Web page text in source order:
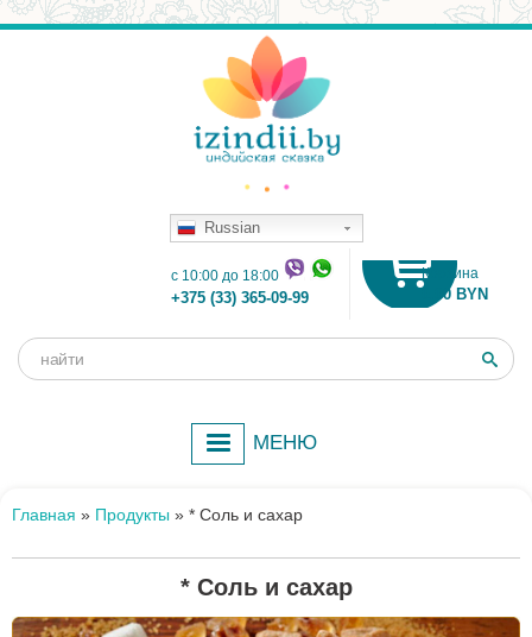
Russian
Корзина
0.00 BYN
c 10:00 до 18:00
+375 (33) 365-09-99
Форма
Поиск
МЕНЮ
Главная » Продукты » * Соль и сахар
* Соль и сахар